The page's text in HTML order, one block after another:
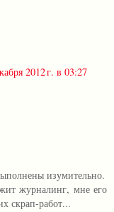
2012 г. в 03:27
изумительно.
журналинг, мне его
скрап-работ...